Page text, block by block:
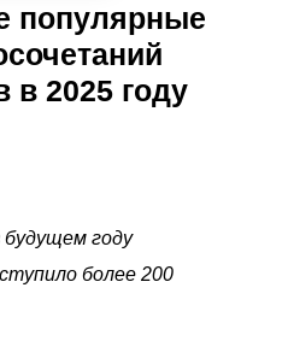
популярные
в 2025 году
году
более 200